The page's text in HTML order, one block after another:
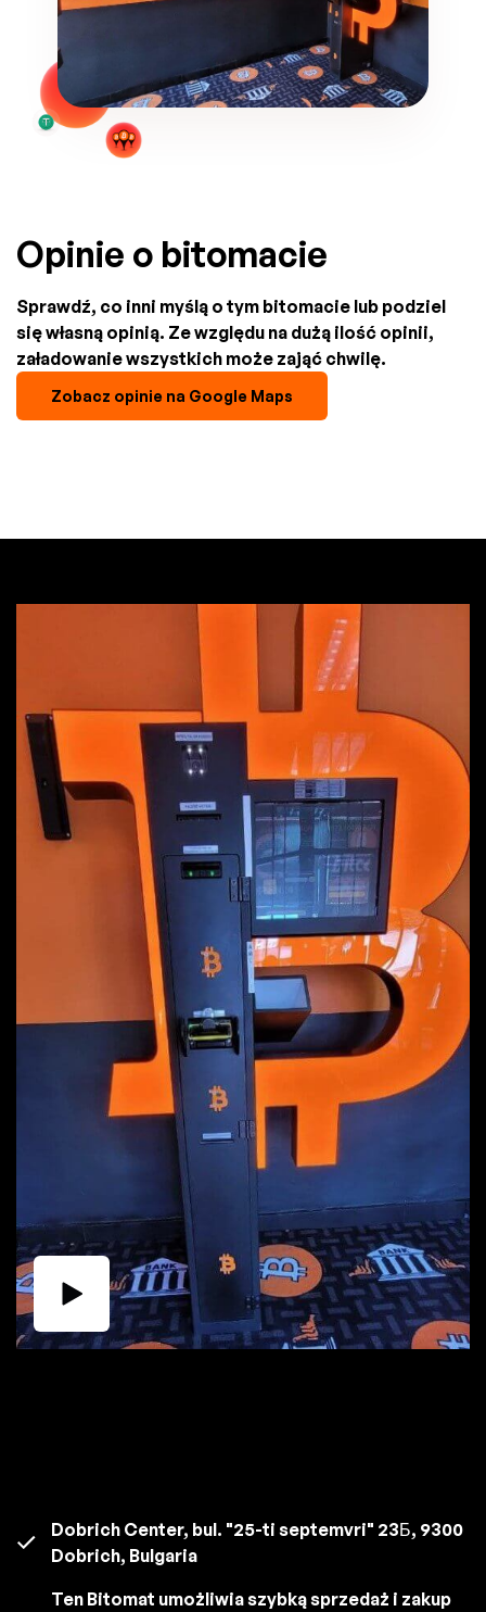
Opinie o bitomacie
Sprawdź, co inni myślą o tym bitomacie lub podziel
się własną opinią. Ze względu na dużą ilość opinii,
załadowanie wszystkich może zająć chwilę.
Zobacz opinie na Google Maps
Dobrich Center, bul. "25-ti septemvri" 23Б, 9300
Dobrich, Bulgaria
Ten Bitomat umożliwia szybką sprzedaż i zakup